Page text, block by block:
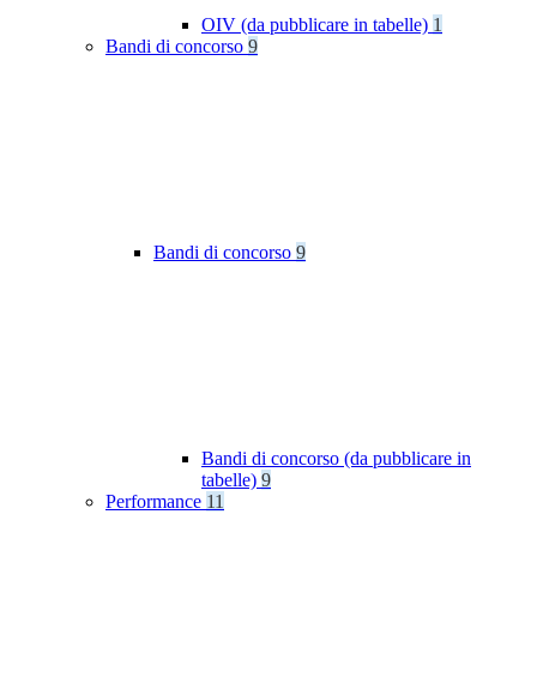
OIV (da pubblicare in tabelle) 1
Bandi di concorso 9
Bandi di concorso 9
Bandi di concorso (da pubblicare in
tabelle) 9
Performance 11